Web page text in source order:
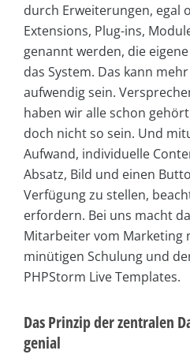
durch Erweiterungen, egal
Extensions, Plug-ins,
genannt werden, die
das System. Das kann
aufwendig sein.
haben wir alle schon
doch nicht so sein. Und
Aufwand, individuelle
Absatz, Bild und einen
Verfügung zu stellen,
erfordern. Bei uns macht
Mitarbeiter vom Marketing
minütigen Schulung und
PHPStorm Live Templates.
Das Prinzip der zentralen
genial